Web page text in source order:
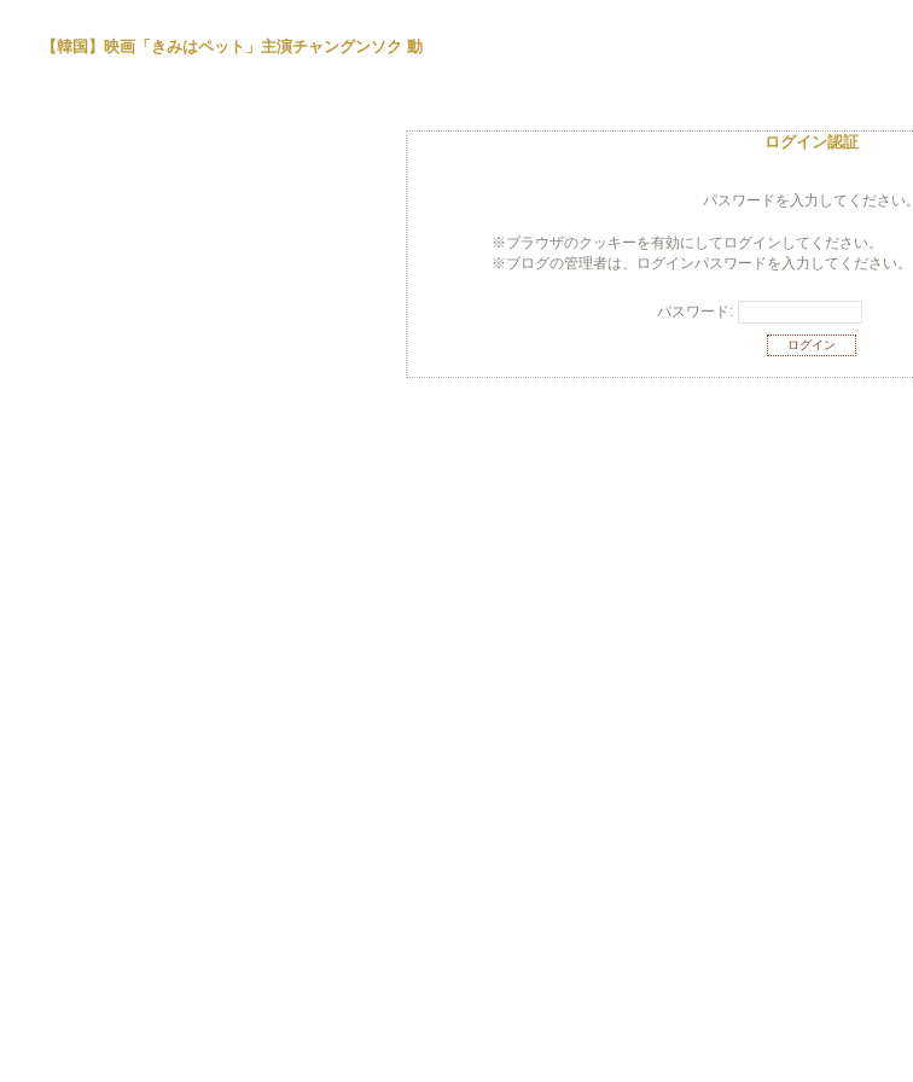
【韓国】映画「きみはペット」主演チャングンソク 動
ログイン認証
パスワードを入力してください。
※ブラウザのクッキーを有効にしてログインしてください。
※ブログの管理者は、ログインパスワードを入力してください。
パスワード: